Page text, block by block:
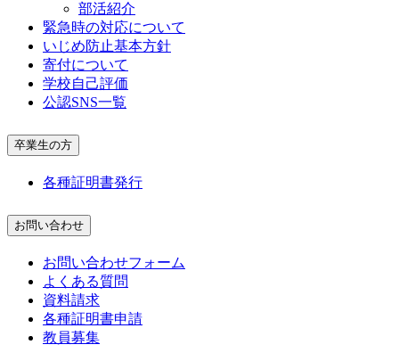
部活紹介
緊急時の対応について
いじめ防止基本方針
寄付について
学校自己評価
公認SNS一覧
卒業生の方
各種証明書発行
お問い合わせ
お問い合わせフォーム
よくある質問
資料請求
各種証明書申請
教員募集